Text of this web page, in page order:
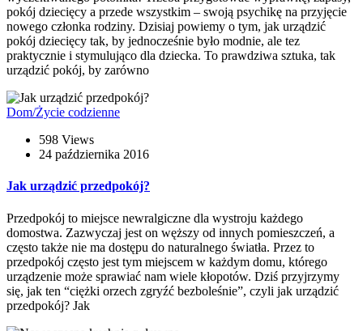
pokój dziecięcy a przede wszystkim – swoją psychikę na przyjęcie
nowego członka rodziny. Dzisiaj powiemy o tym, jak urządzić
pokój dziecięcy tak, by jednocześnie było modnie, ale tez
praktycznie i stymulująco dla dziecka. To prawdziwa sztuka, tak
urządzić pokój, by zarówno
Dom/Życie codzienne
598 Views
24 października 2016
Jak urządzić przedpokój?
Przedpokój to miejsce newralgiczne dla wystroju każdego
domostwa. Zazwyczaj jest on węższy od innych pomieszczeń, a
często także nie ma dostępu do naturalnego światła. Przez to
przedpokój często jest tym miejscem w każdym domu, którego
urządzenie może sprawiać nam wiele kłopotów. Dziś przyjrzymy
się, jak ten “ciężki orzech zgryźć bezboleśnie”, czyli jak urządzić
przedpokój? Jak